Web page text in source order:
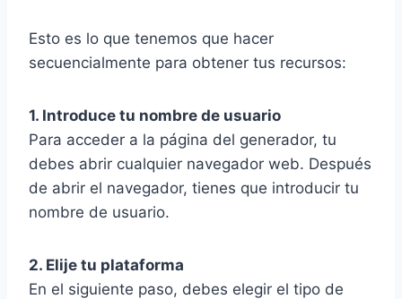
Esto es lo que tenemos que hacer
secuencialmente para obtener tus recursos:
1. Introduce tu nombre de usuario
Para acceder a la página del generador, tu
debes abrir cualquier navegador web. Después
de abrir el navegador, tienes que introducir tu
nombre de usuario.
2. Elije tu plataforma
En el siguiente paso, debes elegir el tipo de